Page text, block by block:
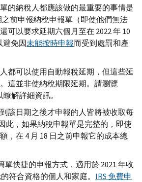
的納稅人都應該做的最重要的事情是
之前申報納稅申報單（即使他們無法
可以要求延期六個月至在 2022 年 10
避免因未能按時申報而受到處罰和產
都可以使用自動報稅延期，但這些延
這並非使納稅期限延期。請瀏覽
瞭解詳細資訊。
該日期之後才申報的人皆將被收取每
此，如果納稅申報單是完整的，即使
，在 4 月 18 日之前申報它的成本總
單快捷的申報方式，適用於 2021 年收
符合資格的個人和家庭。 IRS 免費申